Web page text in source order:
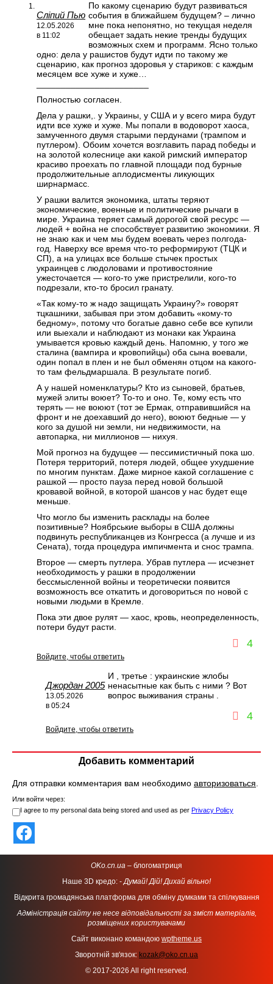
Сліпий Пью
12.05.2026
в 11:02
По какому сценарию будут развиваться
события в ближайшем будущем? – лично
мне пока непонятно, но текущая неделя
обещает задать некие тренды будущих
возможных схем и программ. Ясно только
одно: дела у рашистов будут идти по такому же
сценарию, как прогноз здоровья у стариков: с каждым
месяцем все хуже и хуже…
Полностью согласен.
Дела у рашки,. у Украины, у США и у всего мира будут
идти все хуже и хуже. Мы попали в водоворот хаоса,
замученного двумя старыми пердунами (трампом и
путлером). Обоим хочется возглавить парад победы и
на золотой колеснице аки какой римский император
красиво проехать по главной площади под бурные
продолжительные аплодисменты ликующих
ширнармасс.
У рашки валится экономика, штаты теряют
экономические, военные и политические рычаги в
мире. Украина теряет самый дорогой свой ресурс —
людей + война не способствует развитию экономики. Я
не знаю как и чем мы будем воевать через полгода-
год. Наверху все время что-то реформируют (ТЦК и
СП), а на улицах все больше стычек простых
украинцев с людоловами и противостояние
ужесточается — кого-то уже пристрелили, кого-то
подрезали, кто-то бросил гранату.
«Так кому-то ж надо защищать Украину?» говорят
тцкашники, забывая при этом добавить «кому-то
бедному», потому что богатые давно себе все купили
или выехали и наблюдают из монаки как Украина
умывается кровью каждый день. Напомню, у того же
сталина (вампира и кровопийцы) оба сына воевали,
один попал в плен и не был обменян отцом на какого-
то там фельдмаршала. В результате погиб.
А у нашей номенклатуры? Кто из сыновей, братьев,
мужей элиты воюет? То-то и оно. Те, кому есть что
терять — не воюют (тот эе Ермак, отправившийся на
фронт и не доехавший до него), воюют бедные — у
кого за душой ни земли, ни недвижимости, на
автопарка, ни миллионов — нихуя.
Мой прогноз на будущее — пессимистичный пока шо.
Потеря территорий, потеря людей, общее ухудшение
по многим пунктам. Даже мирное какой соглашение с
рашкой — просто пауза перед новой большой
кровавой войной, в которой шансов у нас будет еще
меньше.
Что могло бы изменить расклады на более
позитивные? Ноябрськие выборы в США должны
подвинуть республиканцев из Конгресса (а лучше и из
Сената), тогда процедура импичмента и снос трампа.
Второе — смерть путлера. Убрав путлера — исчезнет
необходимость у рашки в продолжении
бессмысленной войны и теоретически появится
возможность все откатить и договориться по новой с
новыми людьми в Кремле.
Пока эти двое рулят — хаос, кровь, неопределенность,
потери будут расти.
4
Войдите, чтобы ответить
Джордан 2005
13.05.2026
в 05:24
И , третье : украинские жлобы
ненасытные как быть с ними ? Вот
вопрос выживания страны .
4
Войдите, чтобы ответить
Добавить комментарий
Для отправки комментария вам необходимо авторизоваться.
Или войти через:
I agree to my personal data being stored and used as per Privacy Policy
OKo.cn.ua – блогоматриця
Наше 3D кредо: -Думай! Дій! Дихай вільно!
Відкрита громадянська платформа для обміну думками та спілкування
Адміністрація сайту не несе відповідальності за зміст матеріалів,
розміщених користувачами
Сайт виконано командою wptheme.us
Зворотній зв'язок: kozak@oko.cn.ua
© 2017-2026 All right reserved.